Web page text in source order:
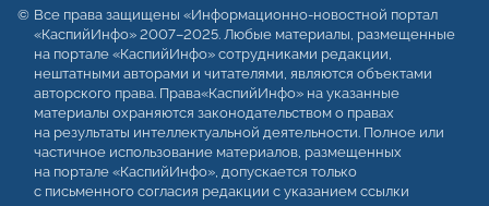
Все права защищены «Информационно-новостной портал
«КаспийИнфо» 2007–2025. Любые материалы, размещенные
на портале «КаспийИнфо» сотрудниками редакции,
нештатными авторами и читателями, являются объектами
авторского права. Права«КаспийИнфо» на указанные
материалы охраняются законодательством о правах
на результаты интеллектуальной деятельности. Полное или
частичное использование материалов, размещенных
на портале «КаспийИнфо», допускается только
с письменного согласия редакции с указанием ссылки